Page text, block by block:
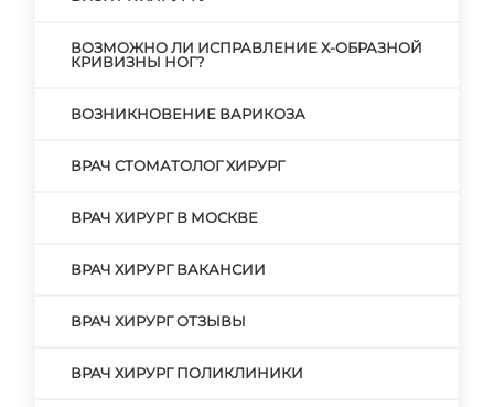
ВОЗМОЖНО ЛИ ИСПРАВЛЕНИЕ Х-ОБРАЗНОЙ
КРИВИЗНЫ НОГ?
ВОЗНИКНОВЕНИЕ ВАРИКОЗА
ВРАЧ СТОМАТОЛОГ ХИРУРГ
ВРАЧ ХИРУРГ В МОСКВЕ
ВРАЧ ХИРУРГ ВАКАНСИИ
ВРАЧ ХИРУРГ ОТЗЫВЫ
ВРАЧ ХИРУРГ ПОЛИКЛИНИКИ